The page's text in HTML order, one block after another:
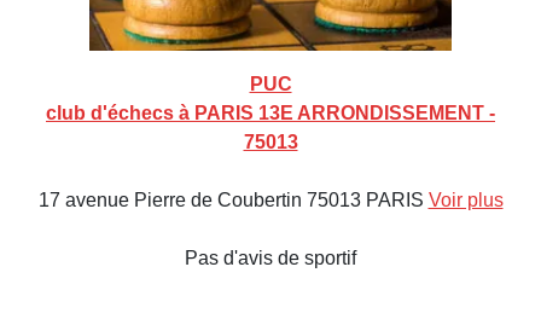
PUC
club d'échecs à PARIS 13E ARRONDISSEMENT -
75013
17 avenue Pierre de Coubertin 75013 PARIS Voir plus
Pas d'avis de sportif